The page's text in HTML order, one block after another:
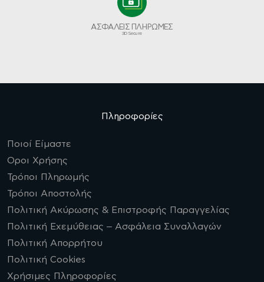
ΑΣΦΑΛΕΙΣ ΠΛΗΡΩΜΕΣ
3D Secure
Πληροφορίες
Ποιοί Είμαστε
Οροι Χρήσης
Τρόποι Πληρωμής
Τρόποι Αποστολής
Πολιτική Ακύρωσης & Επιστροφής Παραγγελίας
Πολιτική Εχεμύθειας – Ασφάλεια Συναλλαγών
Πολιτική Απορρήτου
Πολιτική Cookies
Χρήσιμες Πληροφορίες